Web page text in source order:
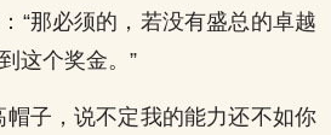
“那必须的，若没有盛总的卓越
这个奖金。”
帽子，说不定我的能力还不如你